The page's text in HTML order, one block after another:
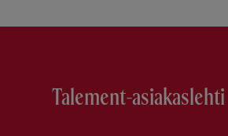
Talement-asiakaslehti